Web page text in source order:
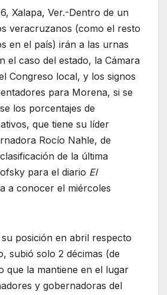
Xalapa, Ver.-Dentro de un
veracruzanos (como el resto
en el país) irán a las urnas
el caso del estado, la Cámara
Congreso local, y los signos
para Morena, si se
los porcentajes de
que tiene su líder
Rocío Nahle, de
de la última
para el diario El
a conocer el miércoles
posición en abril respecto
subió solo 2 décimas (de
que la mantiene en el lugar
y gobernadoras del